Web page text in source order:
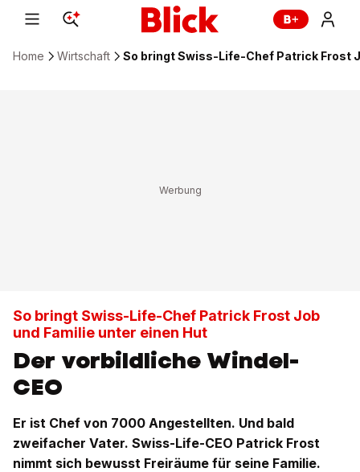
Home Wirtschaft So bringt Swiss-Life-Chef Patrick Frost
So bringt Swiss-Life-Chef Patrick Frost Job
und Familie unter einen Hut
Der vorbildliche Windel-
CEO
Er ist Chef von 7000 Angestellten. Und bald
zweifacher Vater. Swiss-Life-CEO Patrick Frost
nimmt sich bewusst Freiräume für seine Familie.